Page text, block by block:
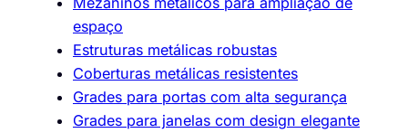
espaço
Estruturas metálicas robustas
Coberturas metálicas resistentes
Grades para portas com alta segurança
Grades para janelas com design elegante